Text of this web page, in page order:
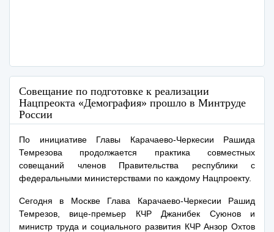
Совещание по подготовке к реализации
Нацпреокта «Демография» прошло в Минтруде
России
По инициативе Главы Карачаево-Черкесии Рашида
Темрезова продолжается практика совместных
совещаний членов Правительства республики с
федеральными министерствами по каждому Нацпроекту.
Сегодня в Москве Глава Карачаево-Черкесии Рашид
Темрезов, вице-премьер КЧР Джанибек Суюнов и
министр труда и социального развития КЧР Анзор Охтов